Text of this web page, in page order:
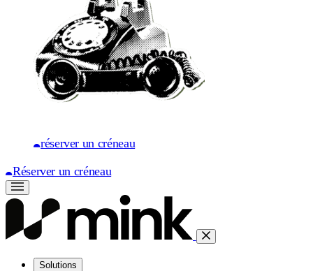
réserver un créneau
Réserver un créneau
Solutions